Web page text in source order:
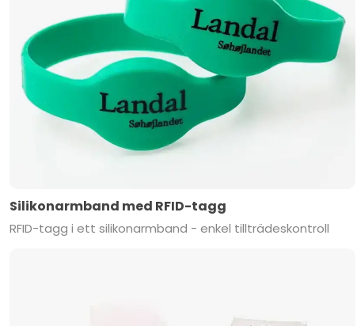
Silikonarmband med RFID-tagg
RFID-tagg i ett silikonarmband - enkel tillträdeskontroll